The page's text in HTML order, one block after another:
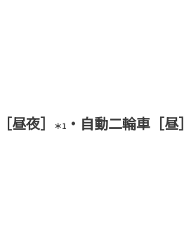
夜］ ＊1 ・自動二輪車［昼］